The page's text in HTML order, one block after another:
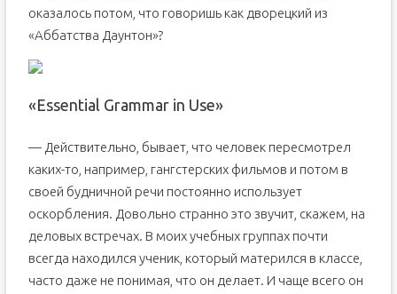
оказалось потом, что говоришь как дворецкий из
«Аббатства Даунтон»?
«Essential Grammar in Use»
— Действительно, бывает, что человек пересмотрел
каких-то, например, гангстерских фильмов и потом в
своей будничной речи постоянно использует
оскорбления. Довольно странно это звучит, скажем, на
деловых встречах. В моих учебных группах почти
всегда находился ученик, который матерился в классе,
часто даже не понимая, что он делает. И чаще всего он